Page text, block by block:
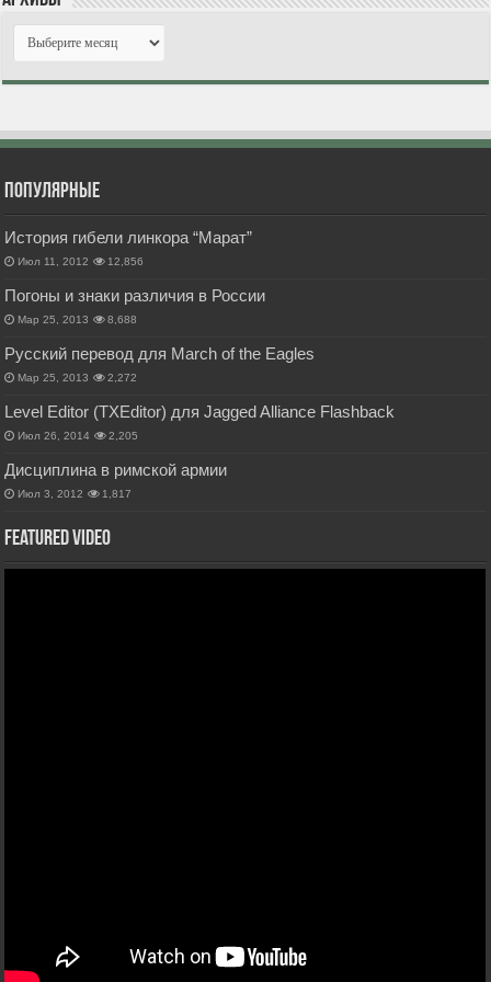
Популярные
История гибели линкора “Марат”
Июл 11, 2012 12,856
Погоны и знаки различия в России
Мар 25, 2013 8,688
Русский перевод для March of the Eagles
Мар 25, 2013 2,272
Level Editor (TXEditor) для Jagged Alliance Flashback
Июл 26, 2014 2,205
Дисциплина в римской армии
Июл 3, 2012 1,817
Featured Video